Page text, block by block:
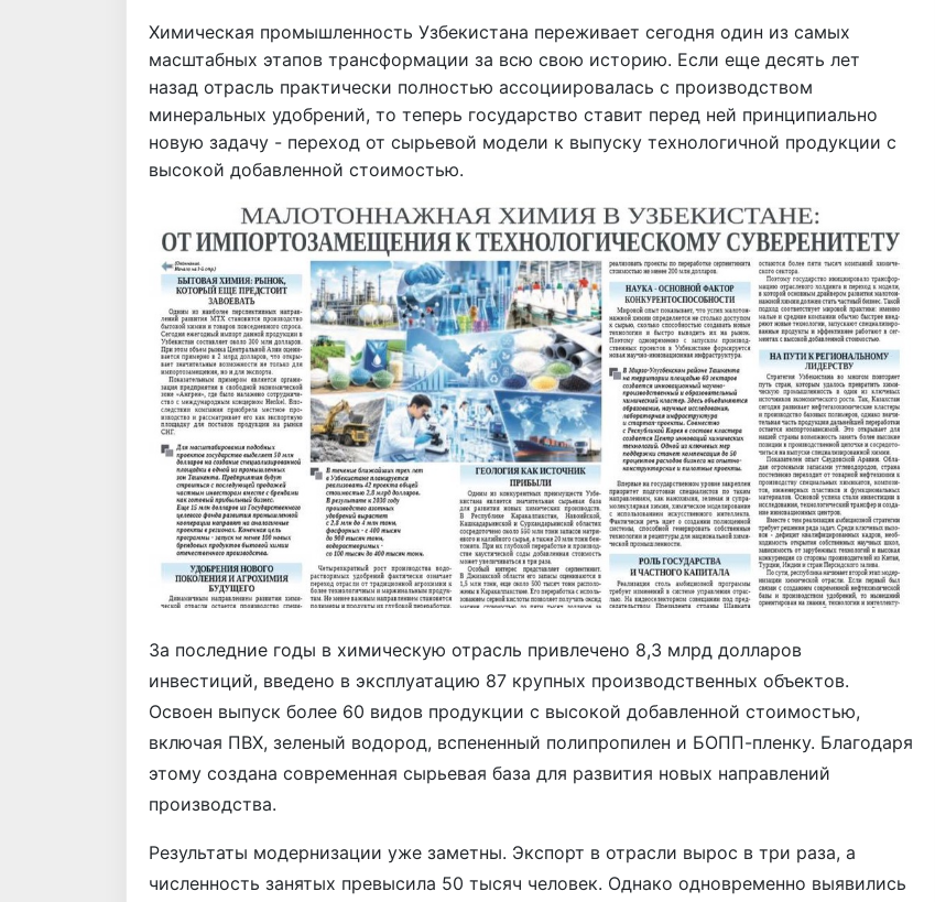
Химическая промышленность Узбекистана переживает сегодня один из самых
масштабных этапов трансформации за всю свою историю. Если еще десять лет
назад отрасль практически полностью ассоциировалась с производством
минеральных удобрений, то теперь государство ставит перед ней принципиально
новую задачу - переход от сырьевой модели к выпуску технологичной продукции с
высокой добавленной стоимостью.
За последние годы в химическую отрасль привлечено 8,3 млрд долларов
инвестиций, введено в эксплуатацию 87 крупных производственных объектов.
Освоен выпуск более 60 видов продукции с высокой добавленной стоимостью,
включая ПВХ, зеленый водород, вспененный полипропилен и БОПП-пленку. Благодаря
этому создана современная сырьевая база для развития новых направлений
производства.
Результаты модернизации уже заметны. Экспорт в отрасли вырос в три раза, а
численность занятых превысила 50 тысяч человек. Однако одновременно выявились